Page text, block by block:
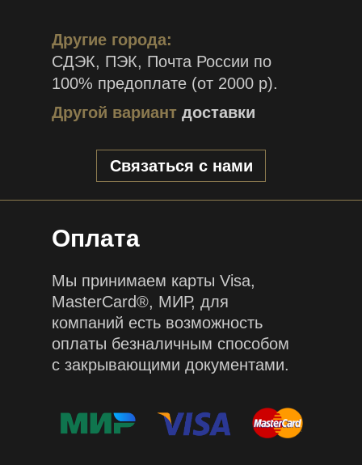
Другие города:
СДЭК, ПЭК, Почта России по
100% предоплате (от 2000 р).
Другой вариант доставки
Связаться с нами
Оплата
Мы принимаем карты Visa,
MasterCard®, МИР, для
компаний есть возможность
оплаты безналичным способом
с закрывающими документами.